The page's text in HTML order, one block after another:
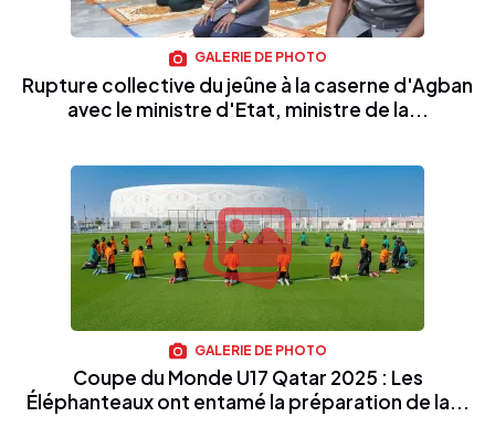
GALERIE DE PHOTO
Rupture collective du jeûne à la caserne d'Agban
avec le ministre d'Etat, ministre de la...
GALERIE DE PHOTO
Coupe du Monde U17 Qatar 2025 : Les
Éléphanteaux ont entamé la préparation de la...